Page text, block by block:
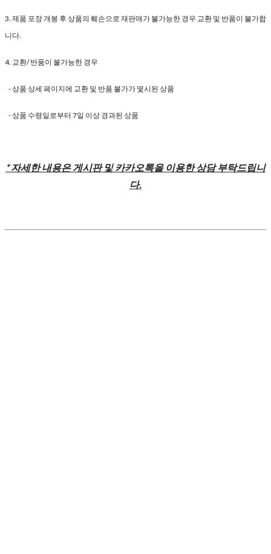
3. 제품 포장 개봉 후 상품의 훼손으로 재판매가 불가능한 경우 교환 및 반품이 불가합
니다.
4. 교환/ 반품이 불가능한 경우
- 상품 상세 페이지에 교환 및 반품 불가가 몇시된 상품
- 상품 수령일로부터 7일 이상 경과된 상품
* 자세한 내용은 게시판 및 카카오톡을 이용한 상담 부탁드립니
다.